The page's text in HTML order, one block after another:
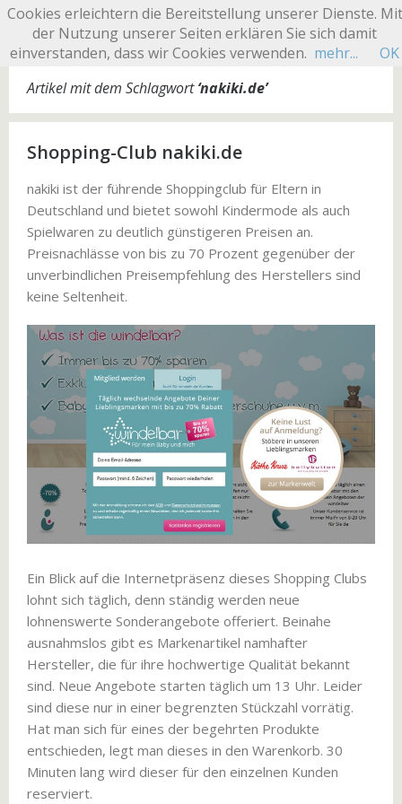
SHOPPING CLUB
Artikel mit dem Schlagwort‘nakiki.de’
Shopping-Club nakiki.de
nakiki ist der führende Shoppingclub für Eltern in
Deutschland und bietet sowohl Kindermode als auch
Spielwaren zu deutlich günstigeren Preisen an.
Preisnachlässe von bis zu 70 Prozent gegenüber der
unverbindlichen Preisempfehlung des Herstellers sind
keine Seltenheit.
Ein Blick auf die Internetpräsenz dieses Shopping Clubs
lohnt sich täglich, denn ständig werden neue
lohnenswerte Sonderangebote offeriert. Beinahe
ausnahmslos gibt es Markenartikel namhafter
Hersteller, die für ihre hochwertige Qualität bekannt
sind. Neue Angebote starten täglich um 13 Uhr. Leider
sind diese nur in einer begrenzten Stückzahl vorrätig.
Hat man sich für eines der begehrten Produkte
entschieden, legt man dieses in den Warenkorb. 30
Minuten lang wird dieser für den einzelnen Kunden
reserviert.
Cookies erleichtern die Bereitstellung unserer Dienste. Mit
der Nutzung unserer Seiten erklären Sie sich damit
einverstanden, dass wir Cookies verwenden. mehr... OK